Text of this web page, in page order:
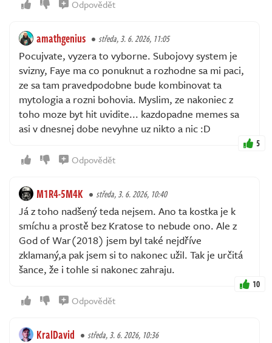
Odpovědět
amathgenius středa, 3. 6. 2026, 11:05
Pocujvate, vyzera to vyborne. Subojovy system je
svizny, Faye ma co ponuknut a rozhodne sa mi paci,
ze sa tam pravedpodobne bude kombinovat ta
mytologia a rozni bohovia. Myslim, ze nakoniec z
toho moze byt hit uvidite... kazdopadne memes sa
asi v dnesnej dobe nevyhne uz nikto a nic :D
5
Odpovědět
M1R4-5M4K středa, 3. 6. 2026, 10:40
Já z toho nadšený teda nejsem. Ano ta kostka je k
smíchu a prostě bez Kratose to nebude ono. Ale z
God of War(2018) jsem byl také nejdříve
zklamaný,a pak jsem si to nakonec užil. Tak je určitá
šance, že i tohle si nakonec zahraju.
10
Odpovědět
KralDavid středa, 3. 6. 2026, 10:36